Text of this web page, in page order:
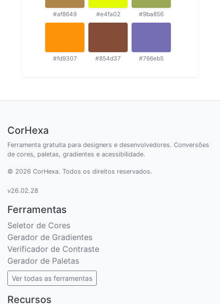
#af8649 #e4fa02 #9ba856
#fd9307 #854d37 #766eb5
CorHexa
Ferramenta gratuita para designers e desenvolvedores. Conversões
de cores, paletas, gradientes e acessibilidade.
© 2026 CorHexa. Todos os direitos reservados.
v26.02.28
Ferramentas
Seletor de Cores
Gerador de Gradientes
Verificador de Contraste
Gerador de Paletas
Ver todas as ferramentas
Recursos